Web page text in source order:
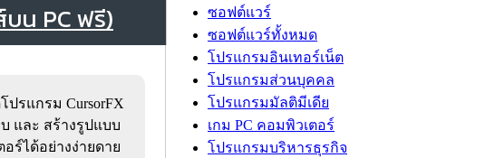
บน PC ฟรี)
ปรแกรม CursorFX
และ สร้างรูปแบบ
ร์ได้อย่างง่ายดาย
ซอฟต์แวร์
ซอฟต์แวร์ทั้งหมด
โปรแกรมอินเทอร์เน็ต
โปรแกรมส่วนบุคคล
โปรแกรมมัลติมีเดีย
เกม PC คอมพิวเตอร์
โปรแกรมบริหารธุรกิจ